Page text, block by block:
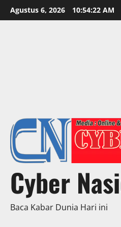
Skip
to
Agustus 6, 2026 10:54:23 AM
Cyber
Baca Kabar Dunia Hari ini